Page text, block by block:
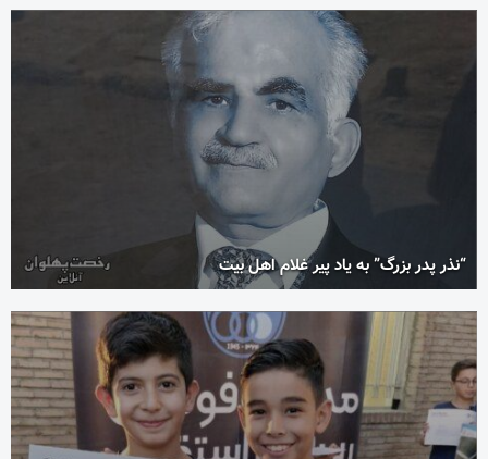
“نذر پدر بزرگ” به یاد پیر غلام اهل بیت